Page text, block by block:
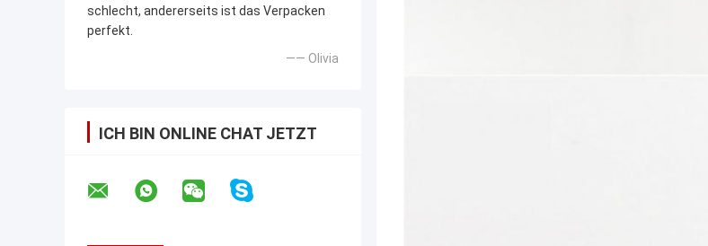
schlecht, andererseits ist das Verpacken
perfekt.
—— Olivia
ICH BIN ONLINE CHAT JETZT